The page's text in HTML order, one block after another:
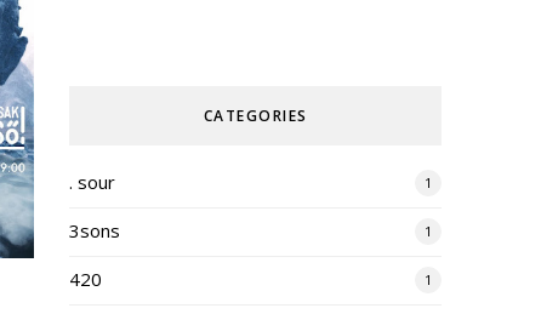
CATEGORIES
. sour 1
3sons 1
420 1